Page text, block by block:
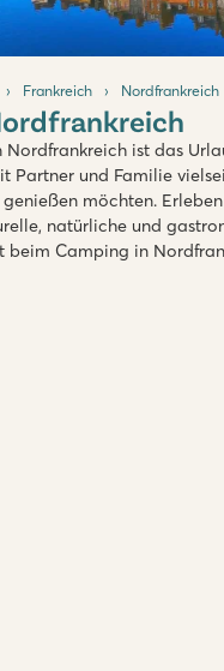
Frankreich Nordfrankreich
ist das
Partner und Familie
möchten.
natürliche und
beim Camping in